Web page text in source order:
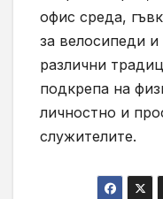
офис среда,
за велосипеди
различни
подкрепа на
личностно и
служителите.